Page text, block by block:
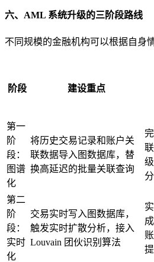
六、AML 系统升级的三阶段路线
不同规模的金融机构可以根据自身
阶段 建设重点
第一
阶
段：
图谱
化
将历史交易记录和账户关
联数据导入图数据库，替
换高延迟的批量关联查询
第二
阶
段：
实时
化
交易实时写入图数据库，
触发实时扩散分析，接入
Louvain 团伙识别算法